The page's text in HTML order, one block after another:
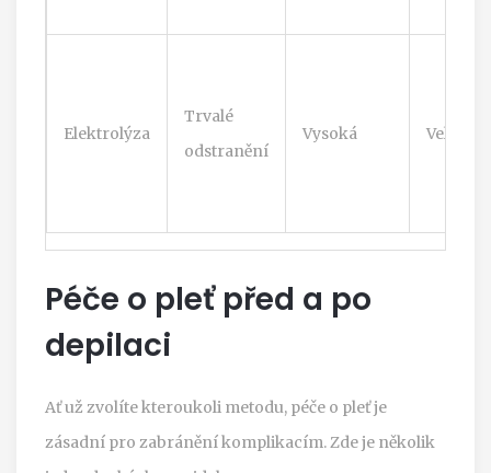
Elektrolýza
Trvalé
odstranění
Vysoká Velmi
Péče o pleť před a po
depilaci
Ať už zvolíte kteroukoli metodu, péče o pleť je
zásadní pro zabránění komplikacím. Zde je několik